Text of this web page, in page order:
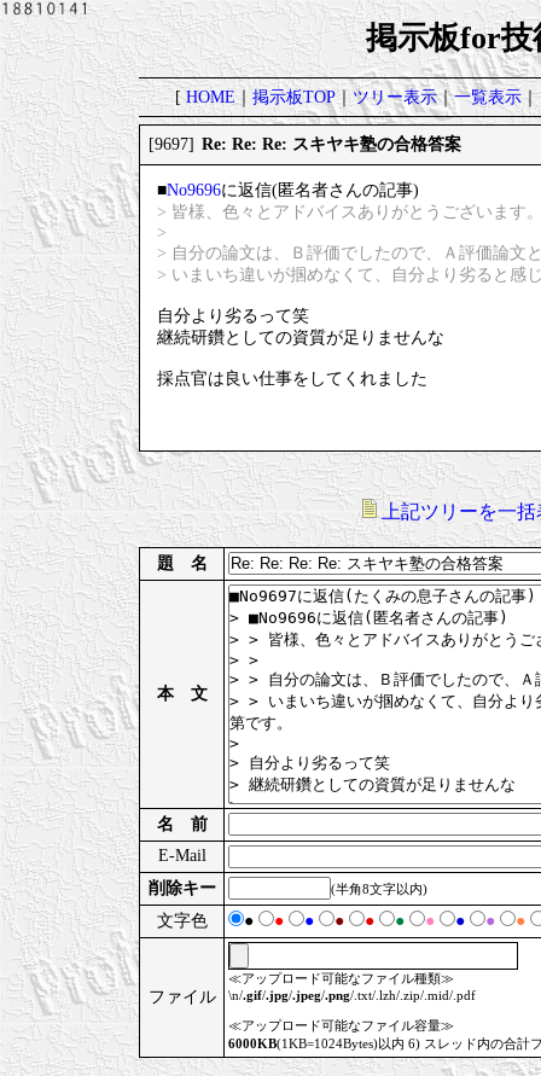
掲示板for技
[HOME｜掲示板TOP｜ツリー表示｜一覧表示｜
[9697] Re: Re: Re: スキヤキ塾の合格答案
■No9696に返信(匿名者さんの記事)
> 皆様、色々とアドバイスありがとうございます
>
> 自分の論文は、Ｂ評価でしたので、Ａ評価論文
> いまいち違いが掴めなくて、自分より劣ると感
自分より劣るって笑
継続研鑽としての資質が足りませんな
採点官は良い仕事をしてくれました
上記ツリーを一括
題 名
本 文
名 前
E-Mail
削除キー
(半角8文字以内)
文字色 ● ● ● ● ● ● ● ● ● ●
ファイル
≪アップロード可能なファイル種類≫
\n/.gif/.jpg/.jpeg/.png/.txt/.lzh/.zip/.mid/.pdf
≪アップロード可能なファイル容量≫
6000KB(1KB=1024Bytes)以内 6) スレッド内の合計